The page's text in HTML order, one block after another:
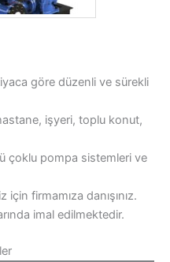
göre düzenli ve sürekli
işyeri, toplu konut,
çoklu pompa sistemleri ve
firmamıza danışınız.
imal edilmektedir.